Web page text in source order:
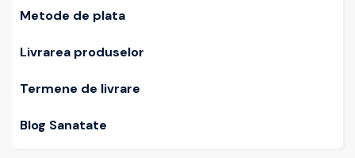
Metode de plata
Livrarea produselor
Termene de livrare
Blog Sanatate